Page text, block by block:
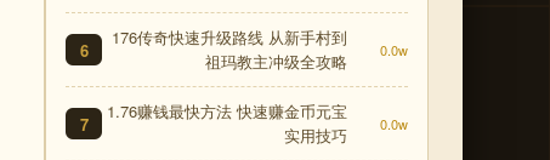
6
176传奇快速升级路线 从新手村到
祖玛教主冲级全攻略
0.0w
7
1.76赚钱最快方法 快速赚金币元宝
实用技巧
0.0w